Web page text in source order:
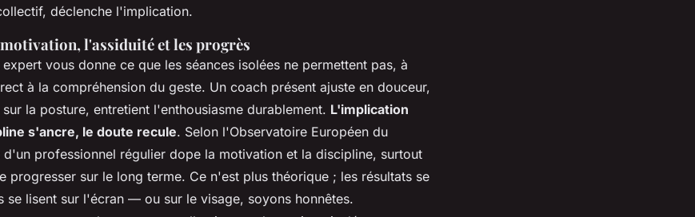
déclenche l'implication.
l'assiduité et les progrès
vous donne ce que les séances isolées ne permettent pas, à
à la compréhension du geste. Un coach présent ajuste en douceur,
la posture, entretient l'enthousiasme durablement. L'implication
s'ancre, le doute recule. Selon l'Observatoire Européen du
d'un professionnel régulier dope la motivation et la discipline, surtout
progresser sur le long terme. Ce n'est plus théorique ; les résultats se
se lisent sur l'écran — ou sur le visage, soyons honnêtes.